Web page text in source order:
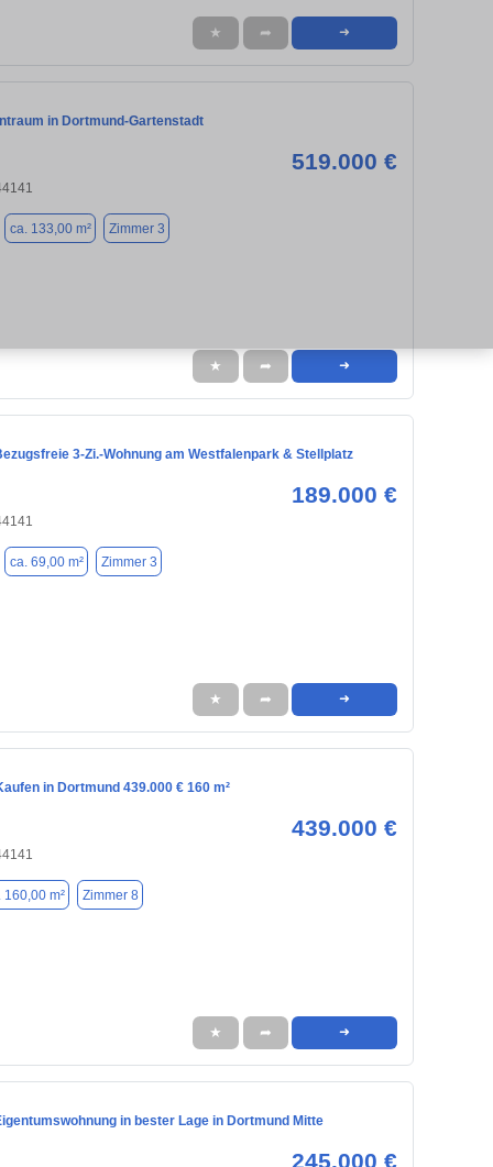
★ ➦ ➜
in Dortmund-Gartenstadt
519.000 €
ca. 133,00 m² Zimmer 3
★ ➦ ➜
3-Zi.-Wohnung am Westfalenpark & Stellplatz
189.000 €
ca. 69,00 m² Zimmer 3
★ ➦ ➜
in Dortmund 439.000 € 160 m²
439.000 €
160,00 m² Zimmer 8
★ ➦ ➜
in bester Lage in Dortmund Mitte
245.000 €